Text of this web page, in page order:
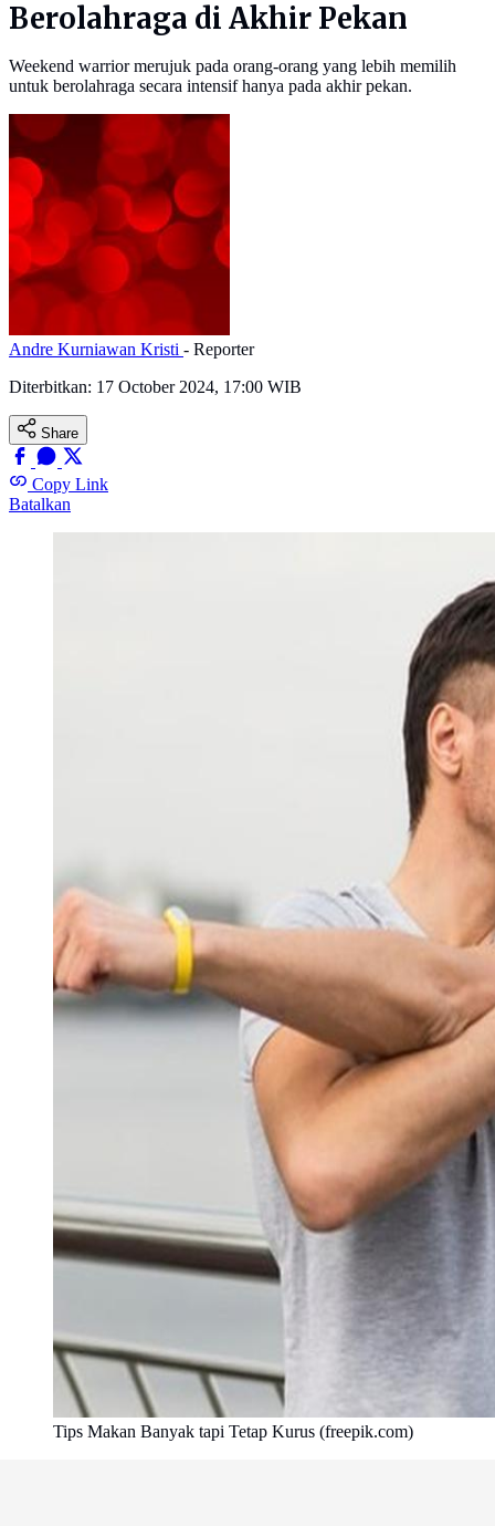
Berolahraga di Akhir Pekan
Weekend warrior merujuk pada orang-orang yang lebih memilih
untuk berolahraga secara intensif hanya pada akhir pekan.
Andre Kurniawan Kristi - Reporter
Diterbitkan: 17 October 2024, 17:00 WIB
Share
Copy Link
Batalkan
Tips Makan Banyak tapi Tetap Kurus (freepik.com)